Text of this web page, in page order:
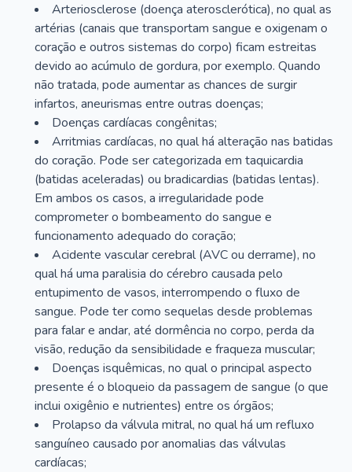
Arteriosclerose (doença aterosclerótica), no qual as
artérias (canais que transportam sangue e oxigenam o
coração e outros sistemas do corpo) ficam estreitas
devido ao acúmulo de gordura, por exemplo. Quando
não tratada, pode aumentar as chances de surgir
infartos, aneurismas entre outras doenças;
Doenças cardíacas congênitas;
Arritmias cardíacas, no qual há alteração nas batidas
do coração. Pode ser categorizada em taquicardia
(batidas aceleradas) ou bradicardias (batidas lentas).
Em ambos os casos, a irregularidade pode
comprometer o bombeamento do sangue e
funcionamento adequado do coração;
Acidente vascular cerebral (AVC ou derrame), no
qual há uma paralisia do cérebro causada pelo
entupimento de vasos, interrompendo o fluxo de
sangue. Pode ter como sequelas desde problemas
para falar e andar, até dormência no corpo, perda da
visão, redução da sensibilidade e fraqueza muscular;
Doenças isquêmicas, no qual o principal aspecto
presente é o bloqueio da passagem de sangue (o que
inclui oxigênio e nutrientes) entre os órgãos;
Prolapso da válvula mitral, no qual há um refluxo
sanguíneo causado por anomalias das válvulas
cardíacas;